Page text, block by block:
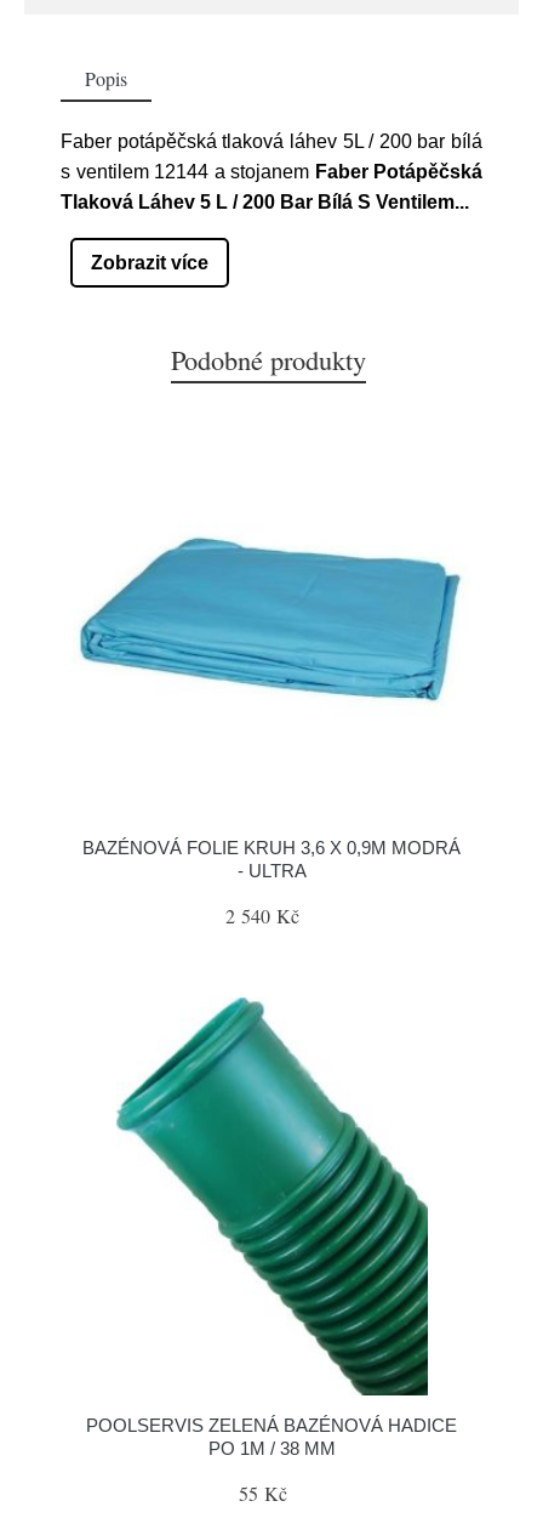
Popis
Faber potápěčská tlaková láhev 5L / 200 bar bílá
s ventilem 12144 a stojanem Faber Potápěčská
Tlaková Láhev 5 L / 200 Bar Bílá S Ventilem...
Zobrazit více
Podobné produkty
BAZÉNOVÁ FOLIE KRUH 3,6 X 0,9M MODRÁ
- ULTRA
2 540 Kč
POOLSERVIS ZELENÁ BAZÉNOVÁ HADICE
PO 1M / 38 MM
55 Kč